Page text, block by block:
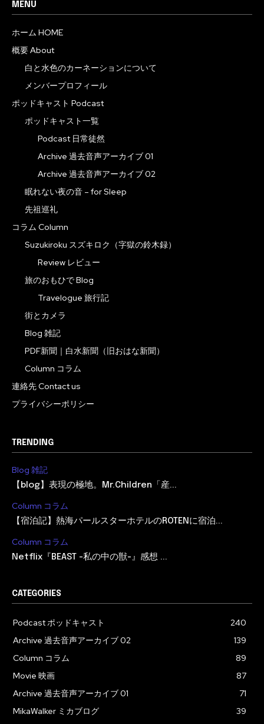
MENU
ホーム HOME
概要 About
白と水色のカーネーションについて
メンバープロフィール
ポッドキャスト Podcast
ポッドキャスト一覧
Podcast 日常徒然
Archive 過去音声アーカイブ 01
Archive 過去音声アーカイブ 02
眠れない夜の音 – for Sleep
先祖巡礼
コラム Column
Suzukiroku スズキロク（字獄の鈴木録）
Review レビュー
旅のおもひで Blog
Travelogue 旅行記
街とカメラ
Blog 雑記
PDF新聞｜白水新聞（旧おはな新聞）
Column コラム
連絡先 Contact us
プライバシーポリシー
TRENDING
Blog 雑記
【blog】表現の極地。Mr.Children「産...
Column コラム
【宿泊記】熱海パールスターホテルのROTENに宿泊...
Column コラム
Netflix『BEAST -私の中の獣-』感想 ...
CATEGORIES
Podcast ポッドキャスト
240
Archive 過去音声アーカイブ 02
139
Column コラム
89
Movie 映画
87
Archive 過去音声アーカイブ 01
71
MikaWalker ミカブログ
39